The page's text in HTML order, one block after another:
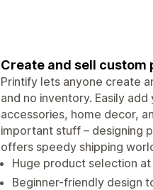
Create and sell
Printify lets anyone create
and no inventory. Easily
accessories, home decor,
important stuff – designing
offers speedy shipping
Huge product selection
Beginner-friendly design